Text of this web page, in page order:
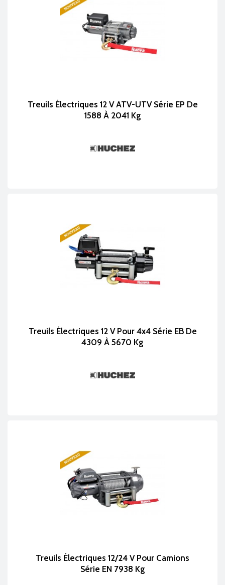
Treuils Électriques 12 V ATV-UTV Série EP De
1588 À 2041 Kg
Treuils Électriques 12 V Pour 4x4 Série EB De
4309 À 5670 Kg
Treuils Électriques 12/24 V Pour Camions
Série EN 7938 Kg